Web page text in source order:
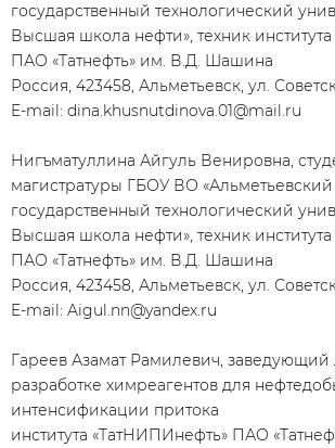
государственный технологический
Высшая школа нефти», техник
ПАО «Татнефть» им. В.Д. Шашина
Россия, 423458, Альметьевск, ул.
E-mail: dina.khusnutdinova.01@mail.ru
Нигъматуллина Айгуль Венировна,
магистратуры ГБОУ ВО «Альметьевский
государственный технологический
Высшая школа нефти», техник
ПАО «Татнефть» им. В.Д. Шашина
Россия, 423458, Альметьевск, ул.
E-mail: Aigul.nn@yandex.ru
Гареев Азамат Рамилевич,
разработке химреагентов для
интенсификации притока
института «ТатНИПИнефть» ПАО